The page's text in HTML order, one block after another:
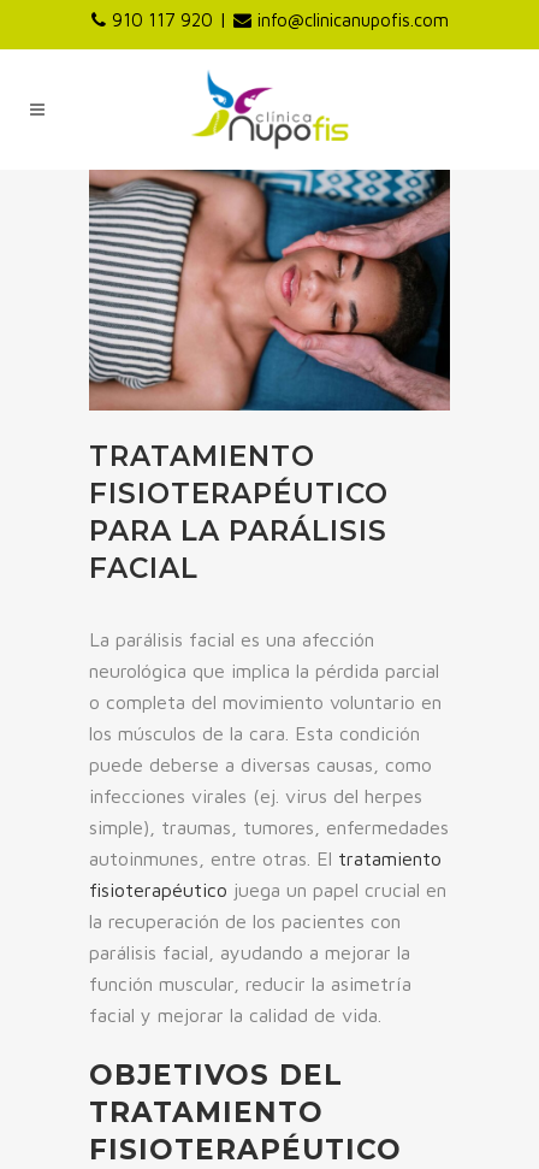
910 117 920 | info@clinicanupofis.com
TRATAMIENTO
FISIOTERAPÉUTICO
PARA LA PARÁLISIS
FACIAL
La parálisis facial es una afección
neurológica que implica la pérdida parcial
o completa del movimiento voluntario en
los músculos de la cara. Esta condición
puede deberse a diversas causas, como
infecciones virales (ej. virus del herpes
simple), traumas, tumores, enfermedades
autoinmunes, entre otras. El tratamiento
fisioterapéutico juega un papel crucial en
la recuperación de los pacientes con
parálisis facial, ayudando a mejorar la
función muscular, reducir la asimetría
facial y mejorar la calidad de vida.
OBJETIVOS DEL
TRATAMIENTO
FISIOTERAPÉUTICO